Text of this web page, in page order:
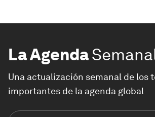
La Agenda
Una actualización semanal de los
importantes de la agenda global